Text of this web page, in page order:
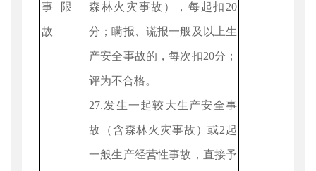
事
故
限 森林火灾事故），每起扣20
分；瞒报、谎报一般及以上生
产安全事故的，每次扣20分；
评为不合格。
27.发生一起较大生产安全事
故（含森林火灾事故）或2起
一般生产经营性事故，直接予